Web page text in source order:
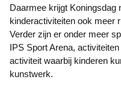
Daarmee krijgt Koningsdag naast de markten en
kinderactiviteiten ook meer
Verder zijn er onder meer
IPS Sport Arena,
activiteit waarbij kinderen
kunstwerk.